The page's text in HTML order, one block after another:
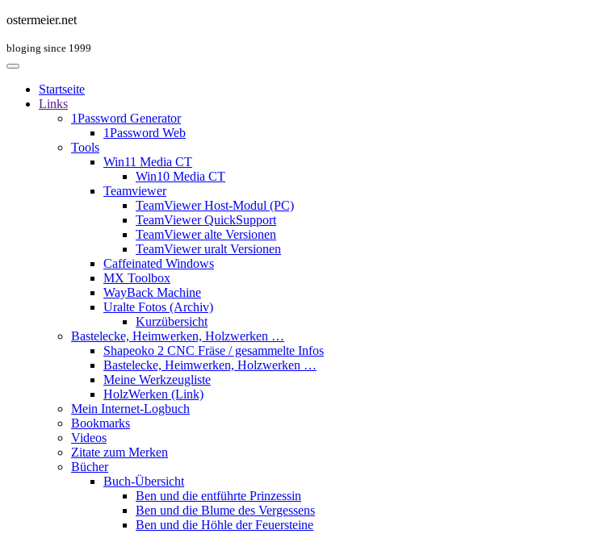
ostermeier.net
bloging since 1999
Startseite
Links
1Password Generator
1Password Web
Tools
Win11 Media CT
Win10 Media CT
Teamviewer
TeamViewer Host-Modul (PC)
TeamViewer QuickSupport
TeamViewer alte Versionen
TeamViewer uralt Versionen
Caffeinated Windows
MX Toolbox
WayBack Machine
Uralte Fotos (Archiv)
Kurzübersicht
Bastelecke, Heimwerken, Holzwerken …
Shapeoko 2 CNC Fräse / gesammelte Infos
Bastelecke, Heimwerken, Holzwerken …
Meine Werkzeugliste
HolzWerken (Link)
Mein Internet-Logbuch
Bookmarks
Videos
Zitate zum Merken
Bücher
Buch-Übersicht
Ben und die entführte Prinzessin
Ben und die Blume des Vergessens
Ben und die Höhle der Feuersteine